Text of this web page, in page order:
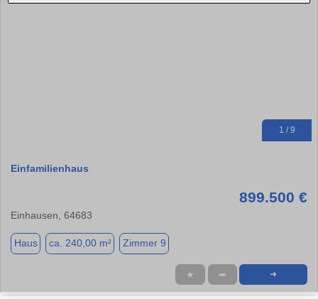
1 / 9
Einfamilienhaus
899.500 €
Einhausen, 64683
Haus ca. 240,00 m² Zimmer 9
★ ➦ ➜